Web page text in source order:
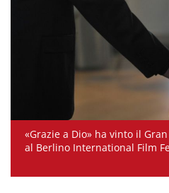
«Grazie a Dio» ha vinto il
al Berlino International Film